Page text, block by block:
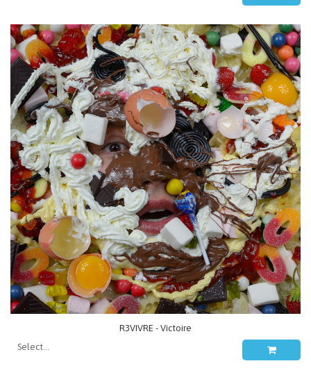
R3VIVRE - Victoire